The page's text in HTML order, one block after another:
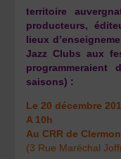
territoire
producteurs,
lieux
Jazz Clubs aux
saisons) :
Le 20 décembre
A 10h
Au CRR de
(3 Rue Maréchal